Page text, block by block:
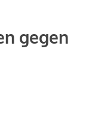
gegen